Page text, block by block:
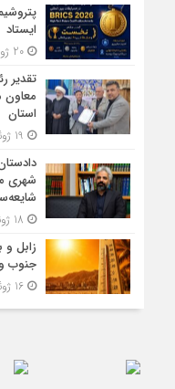
ایستاد
20 ژوئن 2026 - 10:23
تقدیر
معاون
استان
شهری
زابل و
جنوب
16 ژوئن 2026 - 16:30